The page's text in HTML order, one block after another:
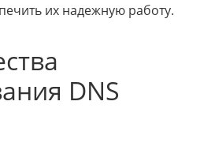
их надежную работу.
DNS